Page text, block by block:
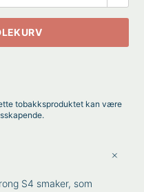
tobakksproduktet kan være
S4 smaker, som